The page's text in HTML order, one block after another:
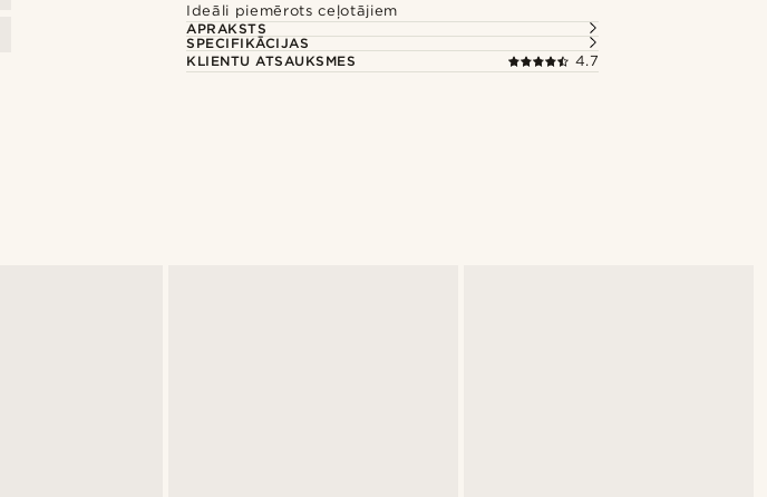
Ideāli piemērots ceļotājiem
APRAKSTS
SPECIFIKĀCIJAS
KLIENTU ATSAUKSMES
4.7